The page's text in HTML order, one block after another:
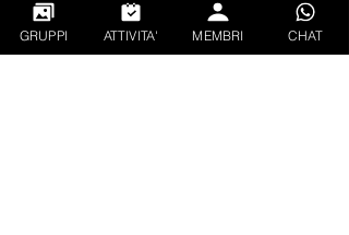
Post correlati Mostra tutti
GRUPPI ATTIVITA' MEMBRI CHAT